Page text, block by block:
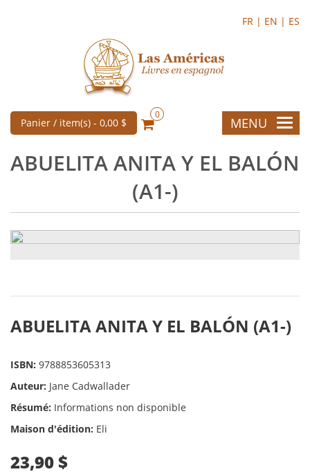
FR | EN | ES
Panier / item(s) - 0,00 $
0
MENU
ABUELITA ANITA Y EL BALÓN
(A1-)
ABUELITA ANITA Y EL BALÓN (A1-)
ISBN: 9788853605313
Auteur: Jane Cadwallader
Résumé: Informations non disponible
Maison d'édition: Eli
23,90 $